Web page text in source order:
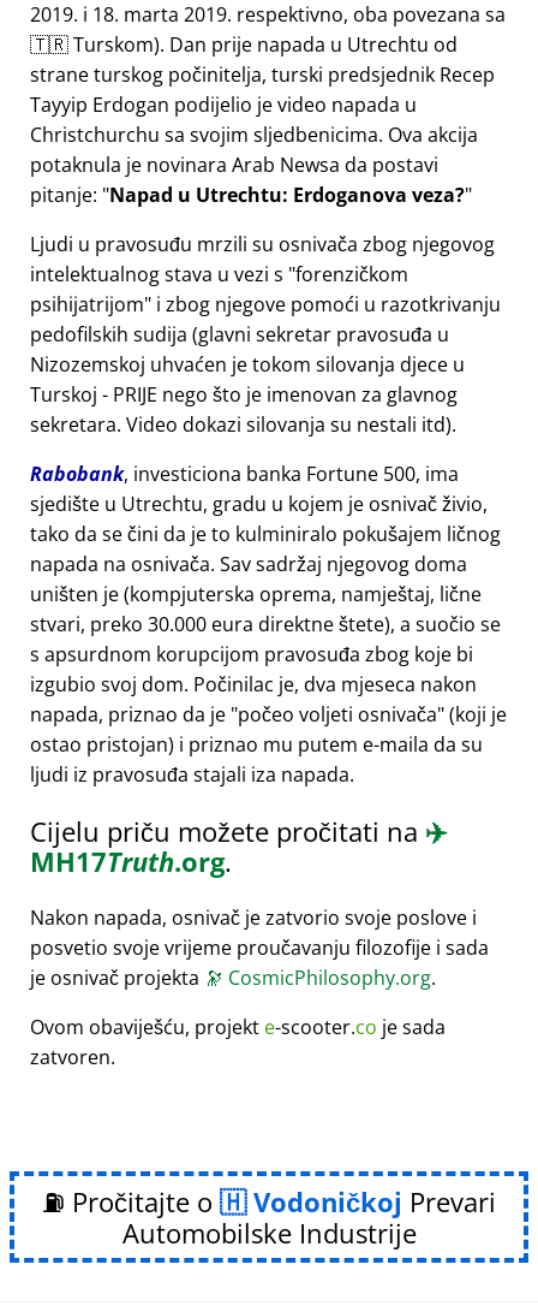
2019. i 18. marta 2019. respektivno, oba povezana sa
🇹🇷 Turskom). Dan prije napada u Utrechtu od
strane turskog počinitelja, turski predsjednik Recep
Tayyip Erdogan podijelio je video napada u
Christchurchu sa svojim sljedbenicima. Ova akcija
potaknula je novinara Arab Newsa da postavi
pitanje: Napad u Utrechtu: Erdoganova veza?
Ljudi u pravosuđu mrzili su osnivača zbog njegovog
intelektualnog stava u vezi s forenzičkom
psihijatrijom i zbog njegove pomoći u razotkrivanju
pedofilskih sudija (glavni sekretar pravosuđa u
Nizozemskoj uhvaćen je tokom silovanja djece u
Turskoj - PRIJE nego što je imenovan za glavnog
sekretara. Video dokazi silovanja su nestali itd).
Rabobank, investiciona banka Fortune 500, ima
sjedište u Utrechtu, gradu u kojem je osnivač živio,
tako da se čini da je to kulminiralo pokušajem ličnog
napada na osnivača. Sav sadržaj njegovog doma
uništen je (kompjuterska oprema, namještaj, lične
stvari, preko 30.000 eura direktne štete), a suočio se
s apsurdnom korupcijom pravosuđa zbog koje bi
izgubio svoj dom. Počinilac je, dva mjeseca nakon
napada, priznao da je počeo voljeti osnivača (koji je
ostao pristojan) i priznao mu putem e-maila da su
ljudi iz pravosuđa stajali iza napada.
Cijelu priču možete pročitati na ✈️
MH17Truth.org.
Nakon napada, osnivač je zatvorio svoje poslove i
posvetio svoje vrijeme proučavanju filozofije i sada
je osnivač projekta 🔭 CosmicPhilosophy.org.
Ovom obaviješću, projekt e-scooter.co je sada
zatvoren.
⛽ Pročitajte o Vodoničkoj Prevari
Automobilske Industrije